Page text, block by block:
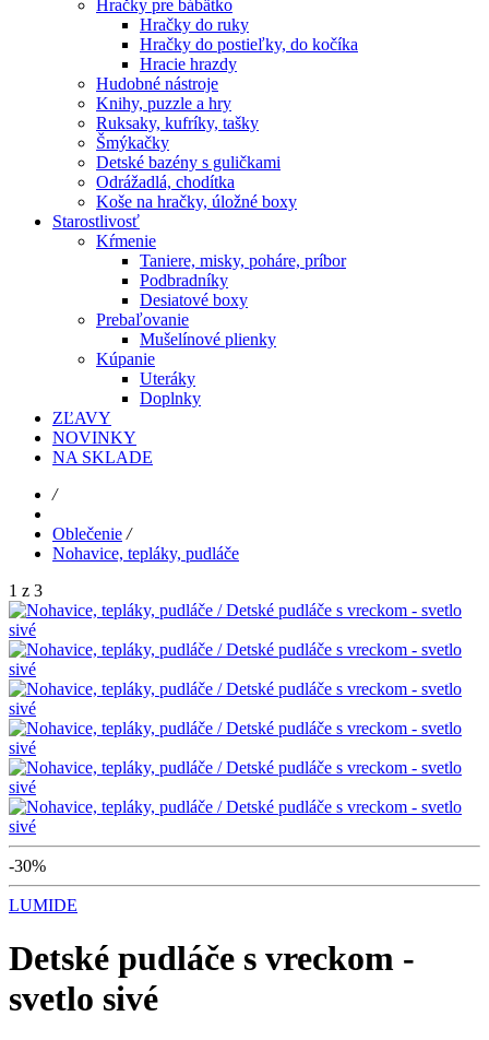
Hračky pre bábätko
Hračky do ruky
Hračky do postieľky, do kočíka
Hracie hrazdy
Hudobné nástroje
Knihy, puzzle a hry
Ruksaky, kufríky, tašky
Šmýkačky
Detské bazény s guličkami
Odrážadlá, chodítka
Koše na hračky, úložné boxy
Starostlivosť
Kŕmenie
Taniere, misky, poháre, príbor
Podbradníky
Desiatové boxy
Prebaľovanie
Mušelínové plienky
Kúpanie
Uteráky
Doplnky
ZĽAVY
NOVINKY
NA SKLADE
/
Oblečenie /
Nohavice, tepláky, pudláče
1 z 3
-30%
LUMIDE
Detské pudláče s vreckom -
svetlo sivé